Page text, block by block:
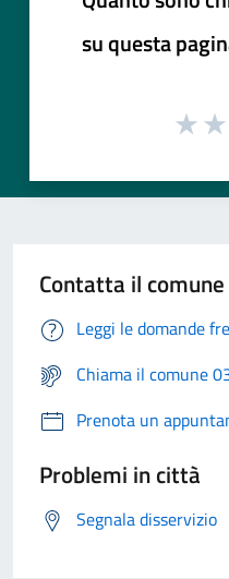
su questa
Contatta il comune
Leggi le domande
Chiama il comune
Prenota un
Problemi in città
Segnala disservizio